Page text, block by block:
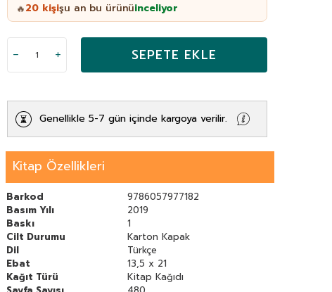
🔥20 kişişu an bu ürünüinceliyor
SEPETE EKLE
Genellikle 5-7 gün içinde kargoya verilir.
Kitap Özellikleri
Barkod
9786057977182
Basım Yılı
2019
Baskı
1
Cilt Durumu
Karton Kapak
Dil
Türkçe
Ebat
13,5 x 21
Kağıt Türü
Kitap Kağıdı